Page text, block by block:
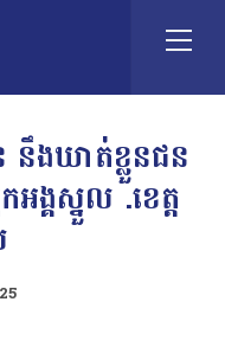
នឹងឃាត់ខ្លួនជន
គស្នួល .ខេត្ត